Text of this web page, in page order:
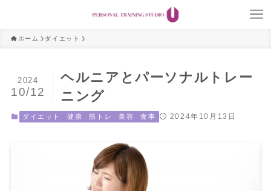
ホーム ダイエット
ヘルニアとパーソナルトレー
ニング
2024
10/12
ダイエット 健康 筋トレ 美容 食事 2024年10月13日